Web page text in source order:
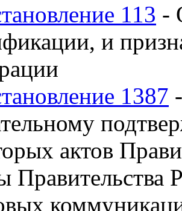
113 -
и
1387
актов
Правительства